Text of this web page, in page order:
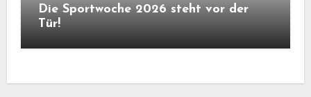
Die Sportwoche 2026 steht vor der
Tür!